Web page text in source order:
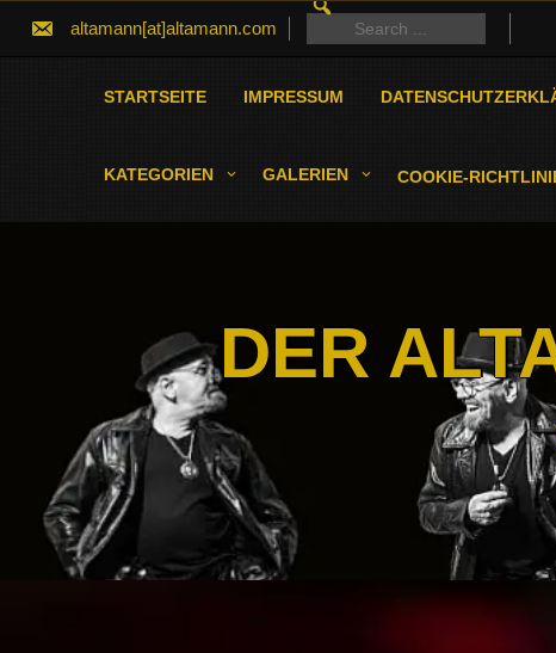
altamann[at]altamann.com
FOR:
Search
for:
STARTSEITE IMPRESSUM
KATEGORIEN GALERIEN COOKIE-
DER